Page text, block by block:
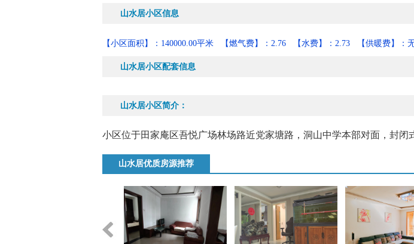
山水居小区信息
【小区面积】：140000.00平米 【燃气费】：2.76 【水费】：2.73 【供暖费】：
山水居小区配套信息
山水居小区简介：
小区位于田家庵区吾悦广场林场路近党家塘路，洞山中学本部对面，封闭
山水居优质房源推荐